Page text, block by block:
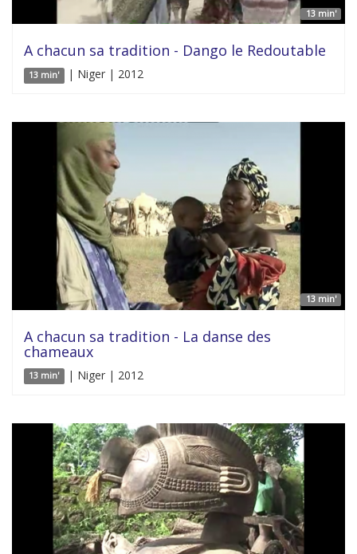
13 min'
A chacun sa tradition - Dango le Redoutable
13 min' | Niger | 2012
13 min'
A chacun sa tradition - La danse des
chameaux
13 min' | Niger | 2012